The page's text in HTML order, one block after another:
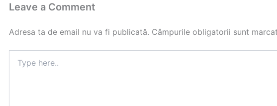
Leave a Comment
Adresa ta de email nu va fi publicată. Câmpurile obligatorii sunt
here..